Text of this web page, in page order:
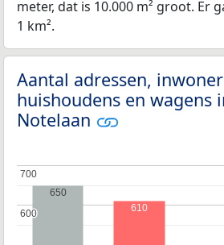
meter, dat is 10.000 m² groot. Er
1 km².
Aantal adressen,
huishoudens en wagens
Notelaan
600
600
700
700
650
610